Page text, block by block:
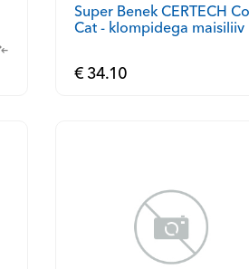
Super Benek CERTECH
Cat - klompidega maisiliiv
€ 34.10